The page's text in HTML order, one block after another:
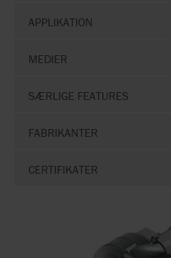
APPLIKATION
MEDIER
SÆRLIGE FEATURES
FABRIKANTER
CERTIFIKATER